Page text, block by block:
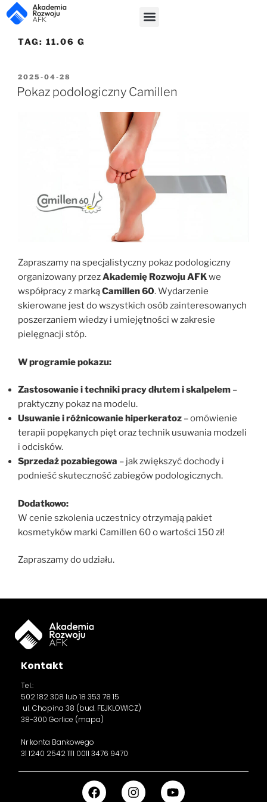
TAG: 11.06 G
2025-04-28
Pokaz podologiczny Camillen
Zapraszamy na specjalistyczny pokaz podologiczny
organizowany przezAkademię Rozwoju AFKwe
współpracy z markąCamillen 60. Wydarzenie
skierowane jest do wszystkich osób zainteresowanych
poszerzaniem wiedzy i umiejętności w zakresie
pielęgnacji stóp.
W programie pokazu:
Zastosowanie i techniki pracy dłutem i skalpelem –
praktyczny pokaz na modelu.
Usuwanie i różnicowanie hiperkeratoz – omówienie
terapii popękanych pięt oraz technik usuwania modzeli
i odcisków.
Sprzedaż pozabiegowa – jak zwiększyć dochody i
podnieść skuteczność zabiegów podologicznych.
Dodatkowo:
W cenie szkolenia uczestnicy otrzymają pakiet
kosmetyków marki Camillen 60 o wartości 150 zł!
Zapraszamy do udziału.
Kontakt
Tel.:
502 182 308 lub 18 353 78 15
ul. Chopina 38 (bud. FEJKLOWICZ)
38-300 Gorlice (mapa)
Nr konta Bankowego
31 1240 2542 1111 0011 3476 9470